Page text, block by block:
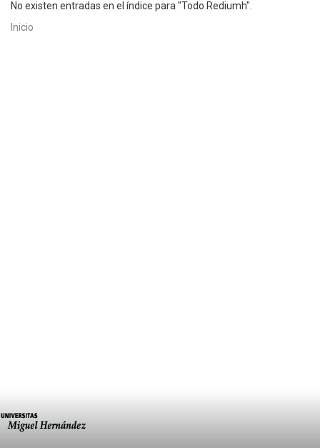
No existen entradas en el índice para "Todo Rediumh".
Inicio